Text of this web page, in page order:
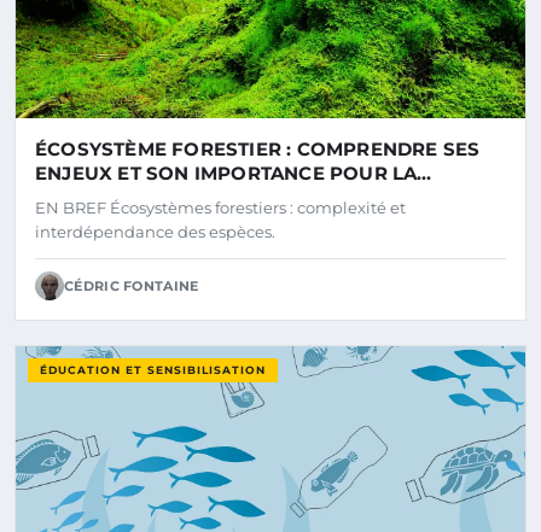
ÉCOSYSTÈME FORESTIER : COMPRENDRE SES
ENJEUX ET SON IMPORTANCE POUR LA
BIODIVERSITÉ
EN BREF Écosystèmes forestiers : complexité et
interdépendance des espèces.
CÉDRIC FONTAINE
ÉDUCATION ET SENSIBILISATION